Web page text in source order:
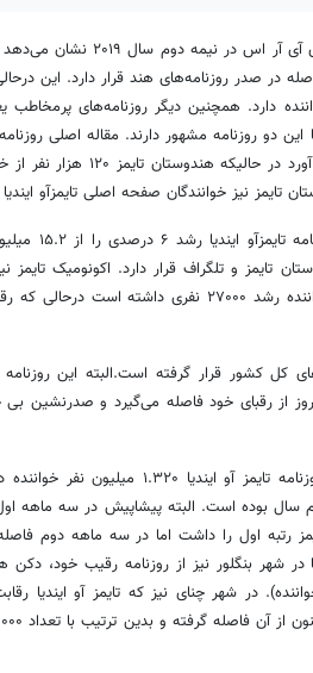
، آمارهای آی آر اس در
با فاصله در صدر روزنامه‌های هند قرار دارد.
با این دو روزنامه مشهور دارند. مقاله اصلی
۱۴۰ هزار خواننده بیشتر
تایمز نیز خوانندگان صفحه اصلی تایمزآو
تایمز و تلگراف قرار دارد. اکونومیک تایمز
کل کشور قرار گرفته است.البته این
از رقبای خود فاصله می‌گیرد و صدرنشین بی
تایمز رتبه اول را داشت اما در سه ماهه دوم
در شهر بنگلور نیز از روزنامه رقیب خود، دکن
در برابر ۲۵۰ هزار خواننده). در شهر چنای نیز که تایمز